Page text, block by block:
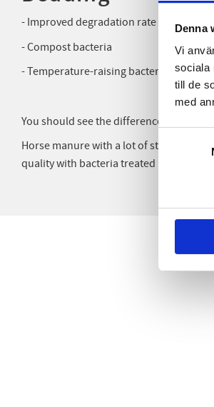
Denna
Vi
sociala
till de
med
- Improved degradation rate in of the
- Compost bacteria
- Temperature-raising bacteria
You should see the difference in
Horse manure with a lot of straw
quality with bacteria treated manure.